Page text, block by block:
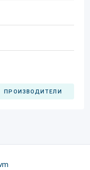
ПРОИЗВОДИТЕЛИ